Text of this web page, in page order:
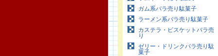
ガム系バラ売り駄菓子
ラーメン系バラ売り駄菓子
カステラ・ビスケットバラ売
り
ゼリー・ドリンクバラ売り駄
菓子